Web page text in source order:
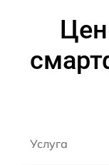
Услуга